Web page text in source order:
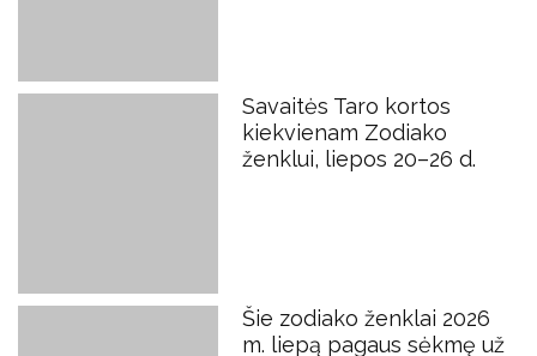
Savaitės Taro kortos
kiekvienam Zodiako
ženklui, liepos 20–26 d.
Šie zodiako ženklai 2026
m. liepą pagaus sėkmę už